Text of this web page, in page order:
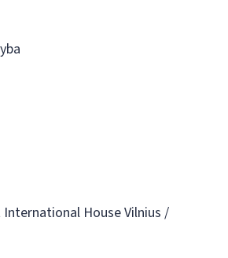
House Vilnius /